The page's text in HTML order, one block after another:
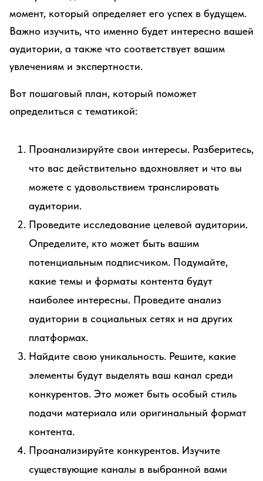
момент, который определяет его успех в будущем.
Важно изучить, что именно будет интересно вашей
аудитории, а также что соответствует вашим
увлечениям и экспертности.
Вот пошаговый план, который поможет
определиться с тематикой:
Проанализируйте свои интересы. Разберитесь,
что вас действительно вдохновляет и что вы
можете с удовольствием транслировать
аудитории.
Проведите исследование целевой аудитории.
Определите, кто может быть вашим
потенциальным подписчиком. Подумайте,
какие темы и форматы контента будут
наиболее интересны. Проведите анализ
аудитории в социальных сетях и на других
платформах.
Найдите свою уникальность. Решите, какие
элементы будут выделять ваш канал среди
конкурентов. Это может быть особый стиль
подачи материала или оригинальный формат
контента.
Проанализируйте конкурентов. Изучите
существующие каналы в выбранной вами